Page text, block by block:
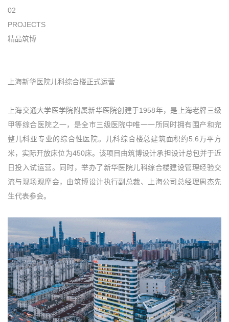
02
PROJECTS
精品筑博
上海新华医院儿科综合楼正式运营
上海交通大学医学院附属新华医院创建于1958年，是上海老牌三级
甲等综合医院之一，是全市三级医院中唯一一所同时拥有围产和完
整儿科亚专业的综合性医院。儿科综合楼总建筑面积约5.6万平方
米，实际开放床位为450床。该项目由筑博设计承担设计总包并于近
日投入试运营。同时，举办了新华医院儿科综合楼建设管理经验交
流与现场观摩会，由筑博设计执行副总裁、上海公司总经理周杰先
生代表参会。